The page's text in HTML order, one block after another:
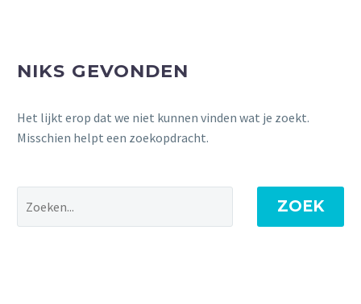
NIKS GEVONDEN
Het lijkt erop dat we niet kunnen vinden wat je zoekt.
Misschien helpt een zoekopdracht.
ZOEK